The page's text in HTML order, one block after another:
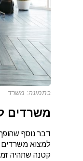
בתמונה: משרד
משרדים
דבר נוסף
למצוא
קטנה שתהיה